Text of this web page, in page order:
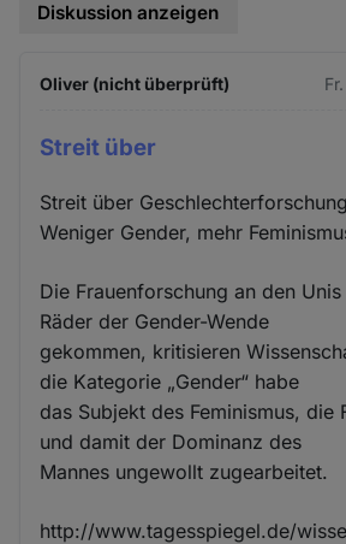
Diskussion anzeigen
Oliver (nicht überprüft)
Streit über
Streit über Geschlechterforschung
Weniger Gender, mehr
Die Frauenforschung an den
Räder der Gender-Wende
gekommen, kritisieren
die Kategorie „Gender“ habe
das Subjekt des Feminismus, die
und damit der Dominanz des
Mannes ungewollt zugearbeitet.
http://www.tagesspiegel.de/